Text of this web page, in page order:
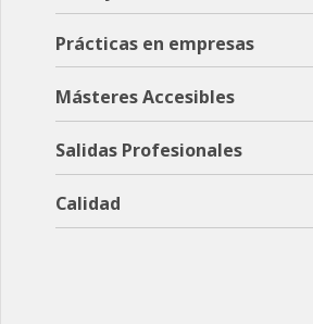
Prácticas en empresas
Másteres Accesibles
Salidas Profesionales
Calidad